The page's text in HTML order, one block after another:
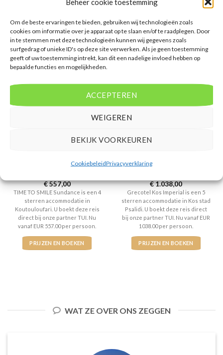
Om de beste ervaringen te bieden, gebruiken wij technologieën zoals
cookies om informatie over je apparaat op te slaan en/of te raadplegen. Door
in te stemmen met deze technologieën kunnen wij gegevens zoals
surfgedrag of unieke ID's op deze site verwerken. Als je geen toestemming
geeft of uw toestemming intrekt, kan dit een nadelige invloed hebben op
bepaalde functies en mogelijkheden.
ACCEPTEREN
WEIGEREN
BEKIJK VOORKEUREN
CookiebeleidPrivacyverklaring
deze reis direct bij onze partner
persoon.
PRIJZEN EN BOEKEN
boekt deze reis direct bij onze
per persoon.
PRIJZEN EN BOEKEN
Gewaardeerd
4uit 5
€557,00
TIME TO SMILE Sundance is een 4
sterren accommodatie in
Koutouloufari. U boekt deze reis
direct bij onze partner TUI. Nu
vanaf EUR 557.00 per persoon.
PRIJZEN EN BOEKEN
Gewaardeerd
5uit 5
€1.038,00
Grecotel Kos Imperial is een 5
sterren accommodatie in Kos stad
Psalidi. U boekt deze reis direct
bij onze partner TUI. Nu vanaf EUR
1038.00 per persoon.
PRIJZEN EN BOEKEN
WAT ZE OVER ONS ZEGGEN